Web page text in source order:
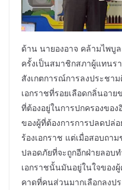
ด้าน นายองอาจ คล้ามไพบู
ครั้งเป็นสมาชิกสภาผู้แทนร
สังเกตการณ์การลงประชา
เอกราชที่รอยเลือดกลิ่นอาย
ที่ต้องอยู่ในการปกครองขอ
ของผู้ที่ต้องการการปลดปล่
ร้องเอกราช แต่เมื่อสอบถา
ปลอดภัยที่จะถูกอีกฝ่ายลอบ
เอกราชนั้นมันอยู่ในใจของ
คาดที่คนส่วนมากเลือกลงป